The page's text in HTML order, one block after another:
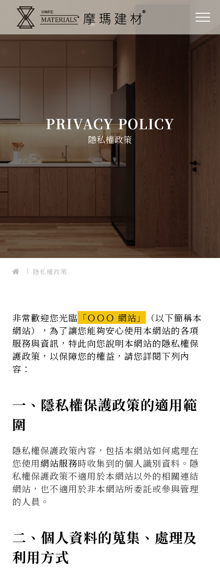
PRIVACY POLICY
隱私權政策
隱私權政策
非常歡迎您光臨 「ＯＯＯ 網站」
（以下簡稱本
網站），為了讓您能夠安心使用本網站的各項
服務與資訊，特此向您說明本網站的隱私權保
護政策 ，以保障您的權益，請您詳閱下列內
容：
一、隱私權保護政策的適用範
圍
隱私權保護政策內容，包括本網站如何處理在
您使用網站服務時收集到的個人識別資料。隱
私權保護政策不適用於本網站以外的相關連結
網站，也不適用於非本網站所委託或參與管理
的人員。
二、個人資料的蒐集、處理及
利用方式